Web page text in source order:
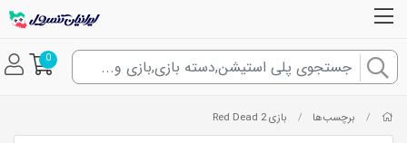
0
/ برچسب‌ها / بازی Red Dead 2